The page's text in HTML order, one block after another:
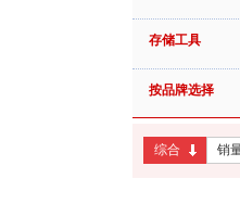
存储工具
按品牌选择
综合 销